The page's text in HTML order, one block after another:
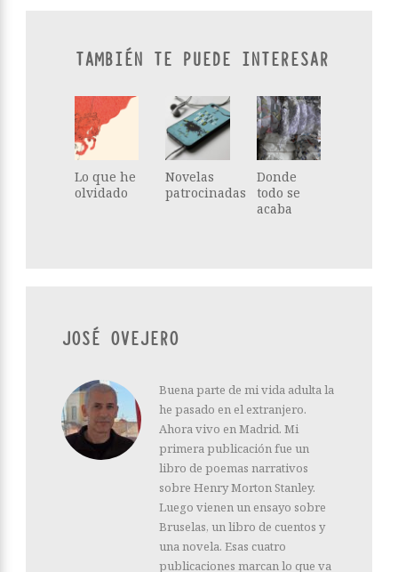
TAMBIÉN TE PUEDE INTERESAR
Lo que he
olvidado
Novelas
patrocinadas
Donde
todo se
acaba
JOSÉ OVEJERO
Buena parte de mi vida adulta la
he pasado en el extranjero.
Ahora vivo en Madrid. Mi
primera publicación fue un
libro de poemas narrativos
sobre Henry Morton Stanley.
Luego vienen un ensayo sobre
Bruselas, un libro de cuentos y
una novela. Esas cuatro
publicaciones marcan lo que va